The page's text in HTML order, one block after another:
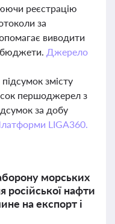
реєстрацію
за
виводити
бюджети. Джерело
змісту
першоджерел з
за добу
LIGA360.
морських
російської нафти
на експорт і